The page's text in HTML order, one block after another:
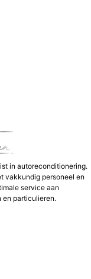
in autoreconditionering.
vakkundig personeel en
service aan
en particulieren.